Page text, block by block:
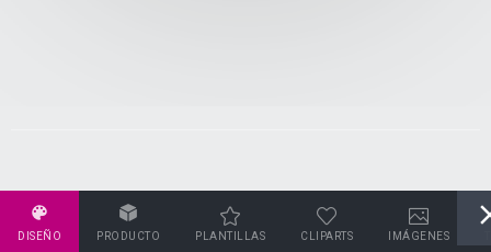
DISEÑO PRODUCTO PLANTILLAS CLIPARTS IMÁGENES